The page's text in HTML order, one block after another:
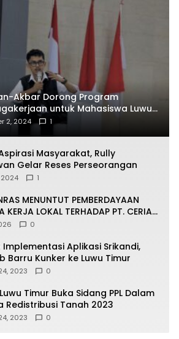
Akbar Dorong Program
untuk Mahasiswa Luwu
Bicara: Ini Peluang Nyata bagi
2, 2024 1
Masyarakat, Rully
Gelar Reses Perseorangan
2024 1
MENUNTUT PEMBERDAYAAN
KERJA LOKAL TERHADAP PT. CERIA
LESTARI
0
Implementasi Aplikasi Srikandi,
Barru Kunker ke Luwu Timur
2023 0
Timur Buka Sidang PPL Dalam
Redistribusi Tanah 2023
2023 0